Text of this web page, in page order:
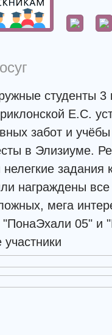
студенты 3
Е.С.
забот и
в Элизиуме.
задания
награждены
мега
"ПонаЭхали 05" и